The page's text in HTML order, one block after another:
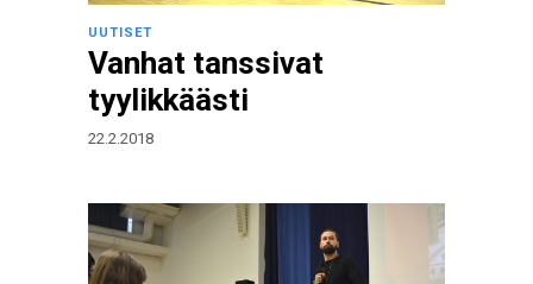
UUTISET
Vanhat tanssivat
tyylikkäästi
22.2.2018